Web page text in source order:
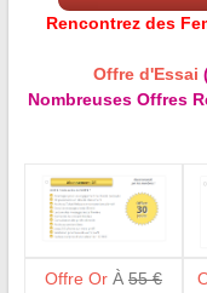
Rencontrez des
Offre d'Essai
Nombreuses Offres
Offre OrÀ 55 €